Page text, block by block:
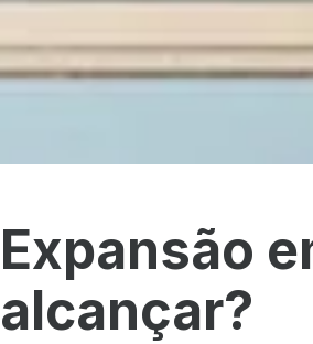
Expansão
alcançar?